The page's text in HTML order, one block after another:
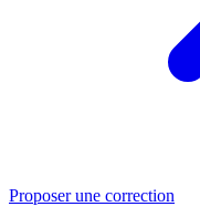
Proposer une correction